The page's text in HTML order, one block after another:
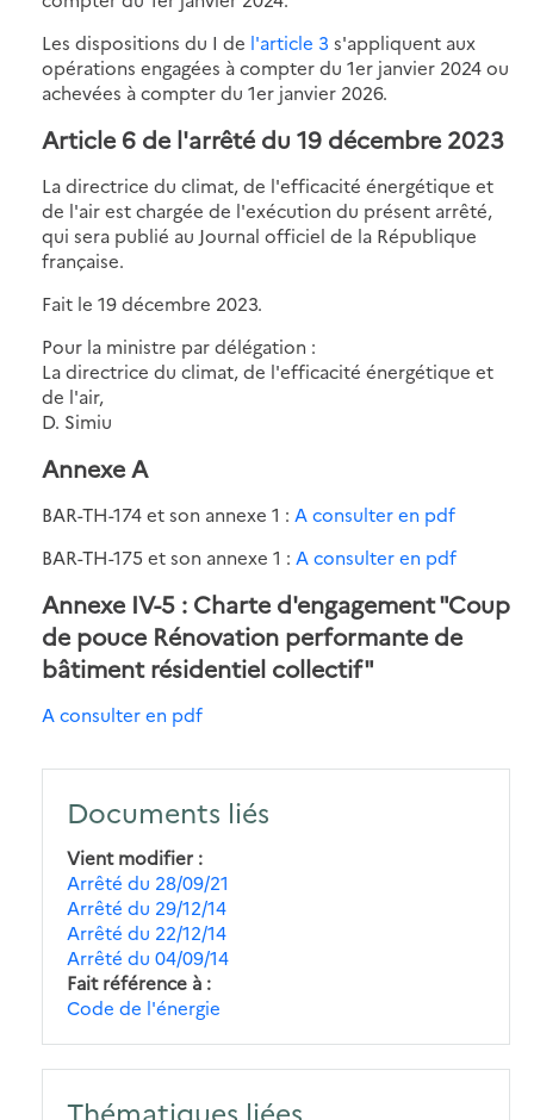
Les dispositions du I de l'article 3 s'appliquent aux
opérations engagées à compter du 1er janvier 2024 ou
achevées à compter du 1er janvier 2026.
Article 6 de l'arrêté du 19 décembre 2023
La directrice du climat, de l'efficacité énergétique et
de l'air est chargée de l'exécution du présent arrêté,
qui sera publié au Journal officiel de la République
française.
Fait le 19 décembre 2023.
Pour la ministre par délégation :
La directrice du climat, de l'efficacité énergétique et
de l'air,
D. Simiu
Annexe A
BAR-TH-174 et son annexe 1 : A consulter en pdf
BAR-TH-175 et son annexe 1 : A consulter en pdf
Annexe IV-5 : Charte d'engagement "Coup
de pouce Rénovation performante de
bâtiment résidentiel collectif"
A consulter en pdf
Documents liés
Vient modifier
Arrêté du 28/09/21
Arrêté du 29/12/14
Arrêté du 22/12/14
Arrêté du 04/09/14
Fait référence à
Code de l'énergie
Thématiques liées